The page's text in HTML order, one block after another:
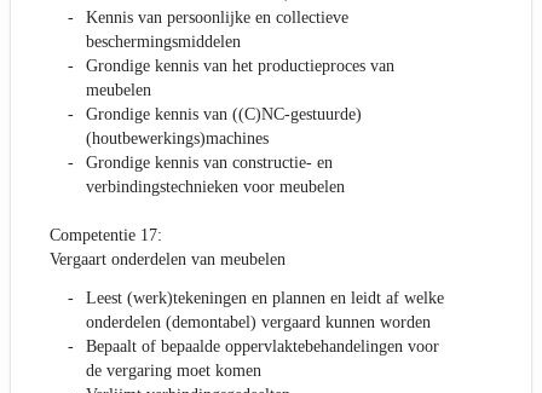
Kennis van persoonlijke en collectieve
beschermingsmiddelen
Grondige kennis van het productieproces van
meubelen
Grondige kennis van ((C)NC-gestuurde)
(houtbewerkings)machines
Grondige kennis van constructie- en
verbindingstechnieken voor meubelen
Competentie 17:
Vergaart onderdelen van meubelen
Leest (werk)tekeningen en plannen en leidt af welke
onderdelen (demontabel) vergaard kunnen worden
Bepaalt of bepaalde oppervlaktebehandelingen voor
de vergaring moet komen